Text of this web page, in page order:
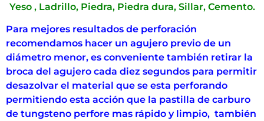
Yeso , Ladrillo, Piedra, Piedra dura, Sillar, Cemento.
Para mejores resultados de perforación
recomendamos hacer un agujero previo de un
diámetro menor, es conveniente también retirar la
broca del agujero cada diez segundos para permitir
desazolvar el material que se esta perforando
permitiendo esta acción que la pastilla de carburo
de tungsteno perfore mas rápido y limpio, también